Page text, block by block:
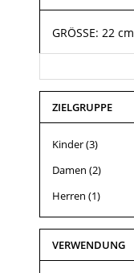
GRÖSSE: 22 cm
ZIELGRUPPE
Kinder(3)
Damen (2)
Herren (1)
VERWENDUNG